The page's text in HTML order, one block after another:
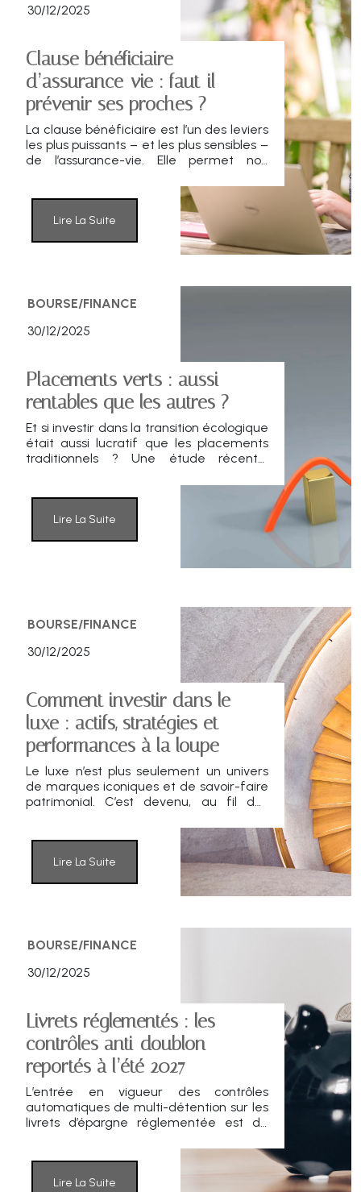
30/12/2025
Clause bénéficiaire
d’assurance-vie : faut-il
prévenir ses proches ?
La clause bénéficiaire est l’un des leviers
les plus puissants – et les plus sensibles –
de l’assurance-vie. Elle permet non
appelées à recevoir le capital, mais aussi
d’en organiser finement la répartition,
hors cadre successoral. Une question se
pose alors, souvent délicate : faut-il
informer ses bénéficiaires de son vivant
se cachent des enjeux juridiques et
patrimoniaux majeurs, parfois mal
compris.
Lire La Suite
BOURSE/FINANCE
30/12/2025
Placements verts : aussi
rentables que les autres ?
Et si investir dans la transition écologique
était aussi lucratif que les placements
traditionnels ? Une étude récente,
démontre que les indices boursiers
alignés sur l'Accord de Paris offrent des
rendements comparables à ceux des
Lire La Suite
BOURSE/FINANCE
30/12/2025
Comment investir dans le
luxe : actifs, stratégies et
performances à la loupe
Le luxe n’est plus seulement un univers
de marques iconiques et de savoir-faire
patrimonial. C’est devenu, au fil des
identifié, scruté par les gérants d’actifs
et intégré dans de nombreux
portefeuilles long terme. Actions cotées,
ETF sectoriels, private equity ou actifs
tangibles : chaque porte d’entrée obéit à
Lire La Suite
BOURSE/FINANCE
30/12/2025
Livrets réglementés : les
contrôles anti-doublon
reportés à l’été 2027
L’entrée en vigueur des contrôles
automatiques de multi-détention sur les
livrets d’épargne réglementée est de
Lire La Suite